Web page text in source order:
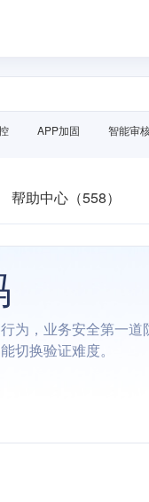
APP加固 智能审
帮助中心（558）
为，业务安全第一道
切换验证难度。